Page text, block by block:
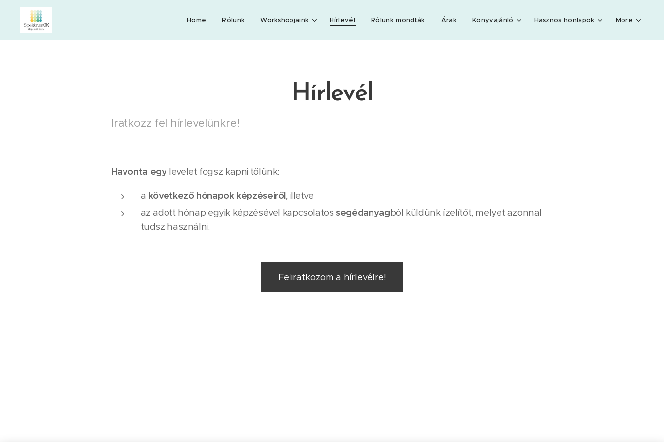
Home Rólunk Workshopjaink Hírlevél Rólunk mondták Árak Könyvajánló Hasznos honlapok More
Hírlevél
Iratkozz fel hírlevelünkre!
Havonta egylevelet fogsz kapni tőlünk:
a következő hónapok képzéseiről, illetve
az adott hónap egyik képzésével kapcsolatossegédanyagból küldünk ízelítőt, melyet azonnal
tudsz használni.
Feliratkozom a hírlevélre!